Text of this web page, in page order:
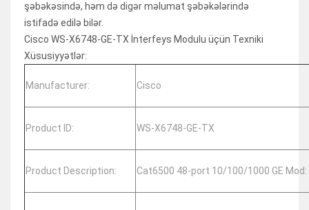
şəbəkəsində, həm də digər məlumat şəbəkələrində
istifadə edilə bilər.
Cisco WS-X6748-GE-TX İnterfeys Modulu üçün Texniki
Xüsusiyyətlər:
Manufacturer: Cisco
Product ID: WS-X6748-GE-TX
Product Description: Cat6500 48-port 10/100/1000 GE